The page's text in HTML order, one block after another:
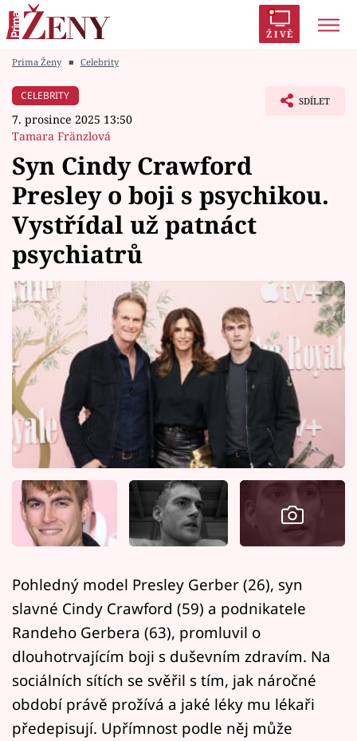
ŽIVĚ
Módní alarm
Témata
Celebrity
Vztahy
Seriály
Horoskopy
Sledujte prima+
Filmový festival Karlovy Vary
Pořady
Mámy sobě
Sledujte nás
Prima Ženy ■ Celebrity
CELEBRITY
7. prosince 2025 13:50
Tamara Fränzlová
SDÍLET
Syn Cindy Crawford
Presley o boji s psychikou.
Vystřídal už patnáct
psychiatrů
Pohledný model Presley Gerber (26), syn
slavné Cindy Crawford (59) a podnikatele
Randeho Gerbera (63), promluvil o
dlouhotrvajícím boji s duševním zdravím. Na
sociálních sítích se svěřil s tím, jak náročné
období právě prožívá a jaké léky mu lékaři
předepisují. Upřímnost podle něj může